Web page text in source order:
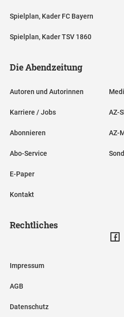
Spielplan, Kader FC Bayern
Spielplan, Kader TSV 1860
Die Abendzeitung
Autoren und Autorinnen
Karriere / Jobs
Abonnieren
Abo-Service
E-Paper
Kontakt
AZ-
AZ-
Rechtliches
Impressum
AGB
Datenschutz